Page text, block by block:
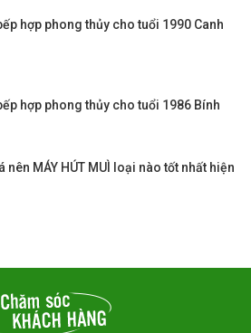
hợp phong thủy cho tuổi 1990 Canh
hợp phong thủy cho tuổi 1986 Bính
nên MÁY HÚT MUÌ loại nào tốt nhất hiện